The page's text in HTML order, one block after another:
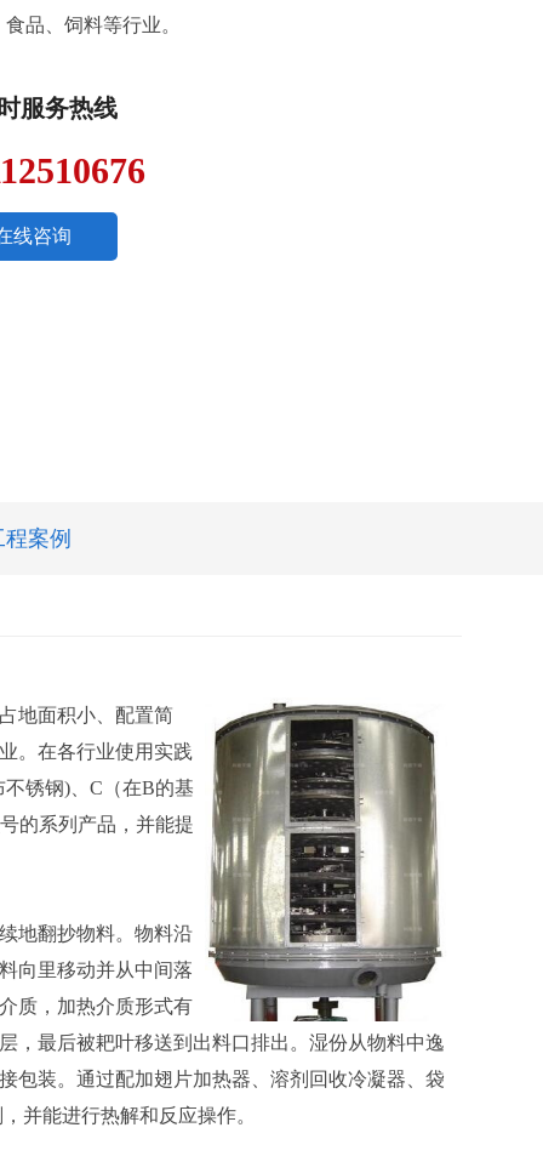
品、饲料等行业。
服务热线
线咨询
程案例
地面积小、配置简
。在各行业使用实践
锈钢)、C（在B的基
的系列产品，并能提
地翻抄物料。物料沿
向里移动并从中间落
质，加热介质形式有
，最后被耙叶移送到出料口排出。湿份从物料中逸
包装。通过配加翅片加热器、溶剂回收冷凝器、袋
并能进行热解和反应操作。